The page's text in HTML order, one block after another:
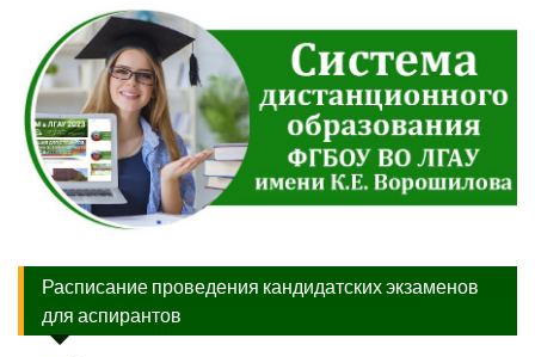
Расписание проведения кандидатских экзаменов
для аспирантов